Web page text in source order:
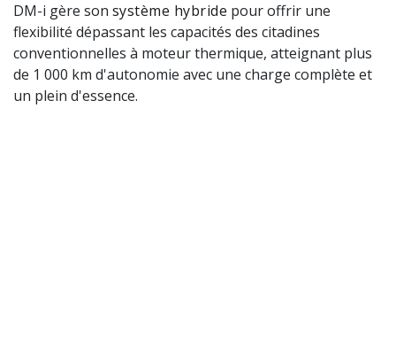
DM-i gère son système hybride pour offrir une
flexibilité dépassant les capacités des citadines
conventionnelles à moteur thermique, atteignant plus
de 1 000 km d'autonomie avec une charge complète et
un plein d'essence.